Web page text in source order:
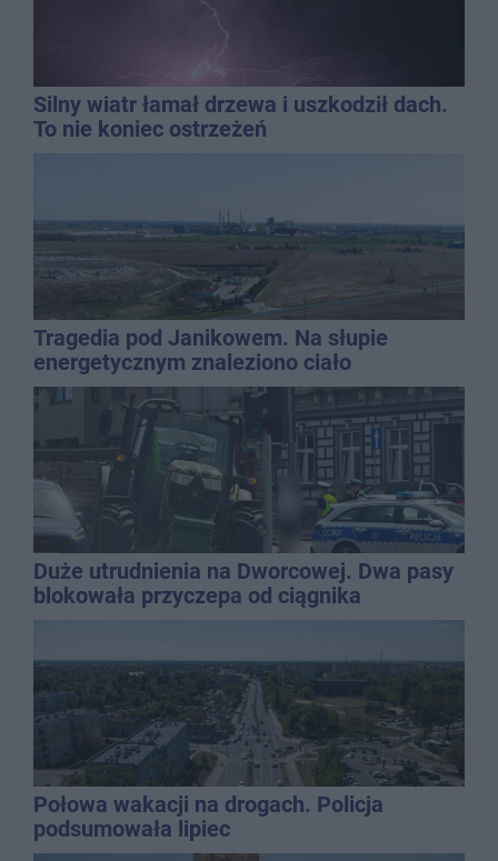
Silny wiatr łamał drzewa i uszkodził dach.
To nie koniec ostrzeżeń
Tragedia pod Janikowem. Na słupie
energetycznym znaleziono ciało
mężczyzny
Duże utrudnienia na Dworcowej. Dwa pasy
blokowała przyczepa od ciągnika
Połowa wakacji na drogach. Policja
podsumowała lipiec